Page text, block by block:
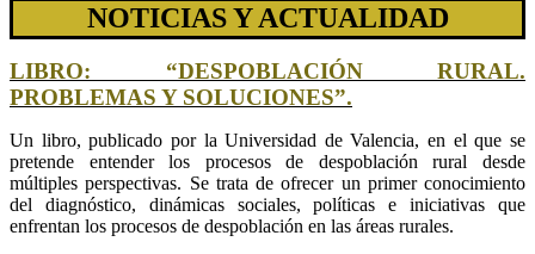
NOTICIAS Y ACTUALIDAD
LIBRO: “DESPOBLACIÓN RURAL.
PROBLEMAS Y SOLUCIONES”.
Un libro, publicado por la Universidad de Valencia, en el que se
pretende entender los procesos de despoblación rural desde
múltiples perspectivas. Se trata de ofrecer un primer conocimiento
del diagnóstico, dinámicas sociales, políticas e iniciativas que
enfrentan los procesos de despoblación en las áreas rurales.